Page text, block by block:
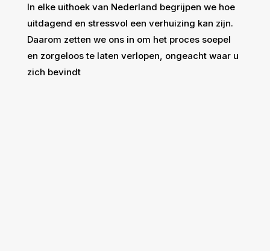
In elke uithoek van Nederland begrijpen we hoe
uitdagend en stressvol een verhuizing kan zijn.
Daarom zetten we ons in om het proces soepel
en zorgeloos te laten verlopen, ongeacht waar u
zich bevindt